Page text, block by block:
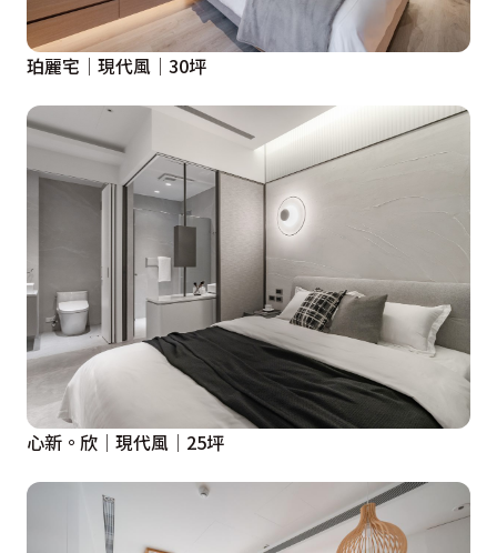
珀麗宅│現代風│30坪
心新。欣│現代風│25坪